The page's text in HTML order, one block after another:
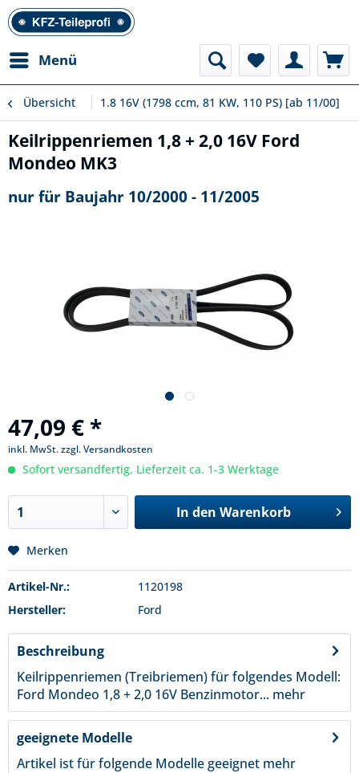
Menü
Übersicht 1.8 16V (1798 ccm, 81 KW, 110 PS) [ab 11/00]
Keilrippenriemen 1,8 + 2,0 16V Ford
Mondeo MK3
nur für Baujahr 10/2000 - 11/2005
47,09 € *
inkl. MwSt.zzgl. Versandkosten
Sofort versandfertig, Lieferzeit ca. 1-3 Werktage
In den Warenkorb
Merken
Artikel-Nr.:
1120198
Hersteller:
Ford
Beschreibung
Keilrippenriemen (Treibriemen) für folgendes Modell:
Ford Mondeo 1,8 + 2,0 16V Benzinmotor... mehr
geeignete Modelle
Artikel ist für folgende Modelle geeignet mehr